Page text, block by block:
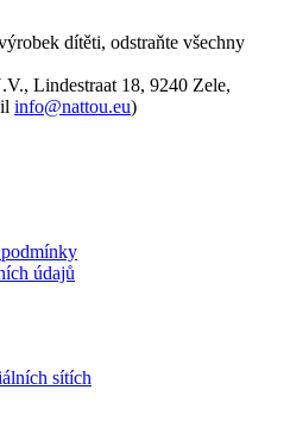
dítěti, odstraňte všechny
Lindestraat 18, 9240 Zele,
info@nattou.eu)
údajů
sítích